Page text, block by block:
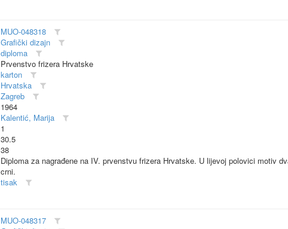
MUO-048318
Grafički dizajn
diploma
Prvenstvo frizera Hrvatske
karton
Hrvatska
Zagreb
1964
Kalentić, Marija
1
30.5
38
Diploma za nagrađene na IV. prvenstvu frizera Hrvatske. U lijevoj polovici motiv
crni.
tisak
MUO-048317